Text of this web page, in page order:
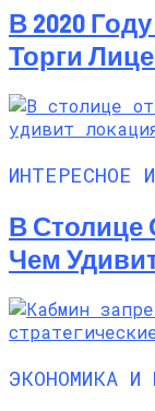
В 2020
Торги
ИНТЕРЕСНОЕ
В Столице
Чем
ЭКОНОМИКА И